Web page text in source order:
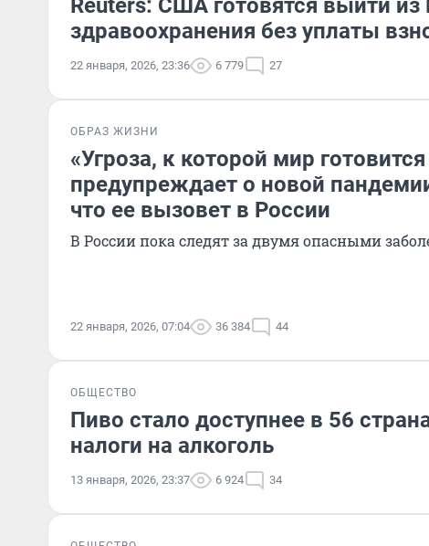
Reuters: США готовятся выйти
здравоохранения без уплаты
22 января, 2026, 23:36 6 779 27
ОБРАЗ ЖИЗНИ
«Угроза, к которой мир
предупреждает о новой
что ее вызовет в России
В России пока следят за двумя опасными
22 января, 2026, 07:04 36 384 44
ОБЩЕСТВО
Пиво стало доступнее в 56
налоги на алкоголь
13 января, 2026, 23:37 6 924 34